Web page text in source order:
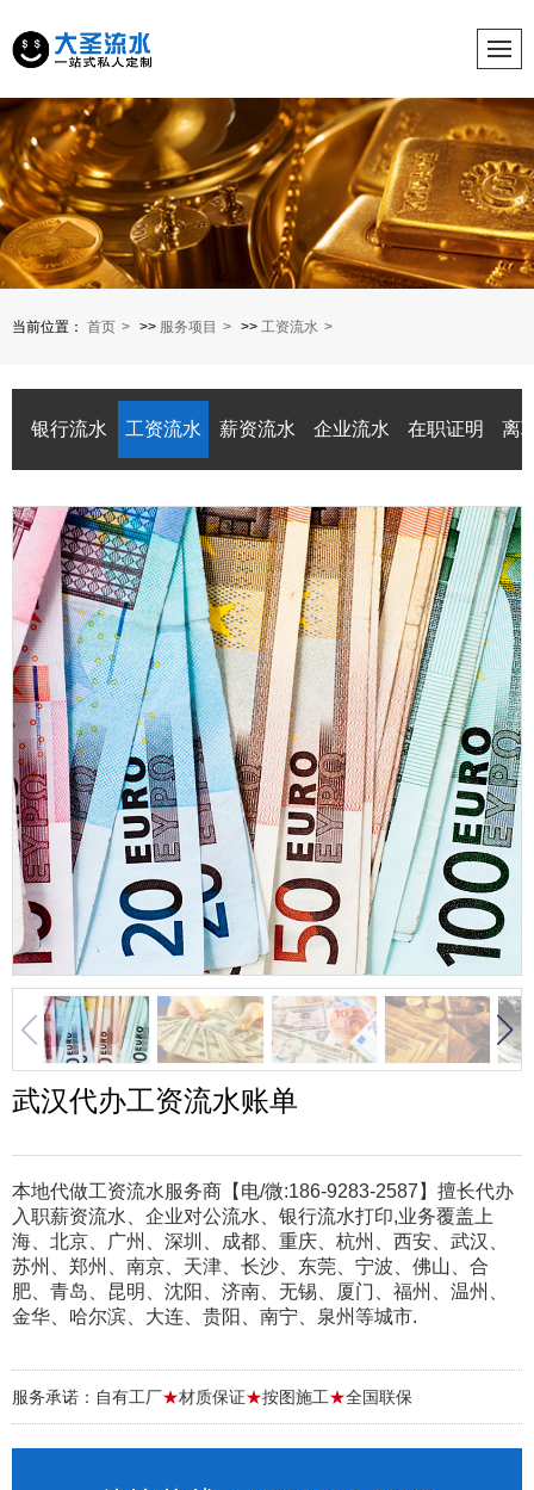
当前位置： 首页 >> 服务项目 >> 工资流水
银行流水 工资流水 薪资流水 企业流水 在职证明 离
武汉代办工资流水账单
本地代做工资流水服务商【电/微:186-9283-2587】擅长代办
入职薪资流水、企业对公流水、银行流水打印,业务覆盖上
海、北京、广州、深圳、成都、重庆、杭州、西安、武汉、
苏州、郑州、南京、天津、长沙、东莞、宁波、佛山、合
肥、青岛、昆明、沈阳、济南、无锡、厦门、福州、温州、
金华、哈尔滨、大连、贵阳、南宁、泉州等城市.
服务承诺：自有工厂★材质保证★按图施工★全国联保